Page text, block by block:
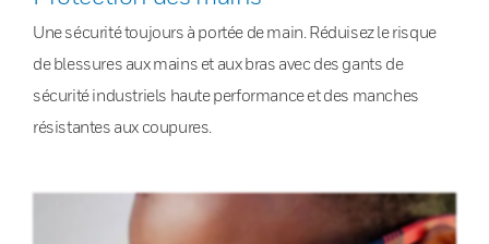
Une sécurité toujours à portée de main. Réduisez le risque
de blessures aux mains et aux bras avec des gants de
sécurité industriels haute performance et des manches
résistantes aux coupures.